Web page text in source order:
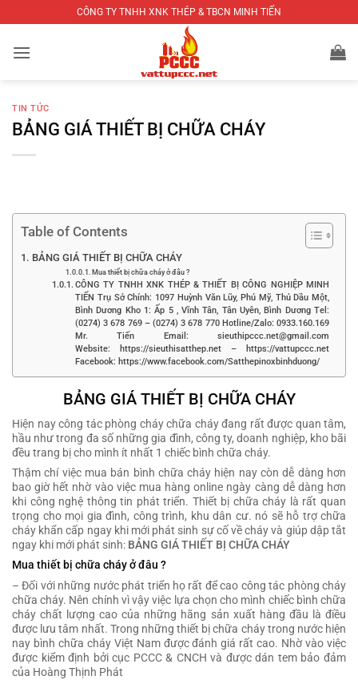
nội
CÔNG TY TNHH XNK THÉP & TBCN MINH TIẾN
TIN TỨC
BẢNG GIÁ THIẾT BỊ CHỮA CHÁY
Table of Contents
BẢNG GIÁ THIẾT BỊ CHỮA CHÁY
Mua thiết bị chữa cháy ở đâu ?
CÔNG TY TNHH XNK THÉP & THIẾT BỊ CÔNG NGHIỆP MINH
TIẾN Trụ Sở Chính: 1097 Huỳnh Văn Lũy, Phú Mỹ, Thủ Dầu Một,
Bình Dương Kho 1: Ấp 5 , Vĩnh Tân, Tân Uyên, Bình Dương Tel:
(0274) 3 678 769 – (0274) 3 678 770 Hotline/Zalo: 0933.160.169
Mr. Tiến Email: sieuthipccc.net@gmail.com
Website: https://sieuthisatthep.net – https://vattupccc.net
Facebook: https://www.facebook.com/Satthepinoxbinhduong/
BẢNG GIÁ THIẾT BỊ CHỮA CHÁY
Hiện nay công tác phòng cháy chữa cháy đang rất được quan tâm,
hầu như trong đa số những gia đình, công ty, doanh nghiệp, kho bãi
đều trang bị cho mình ít nhất 1 chiếc bình chữa cháy.
Thậm chí việc mua bán bình chữa cháy hiện nay còn dễ dàng hơn
bao giờ hết nhờ vào việc mua hàng online ngày càng dễ dàng hơn
khi công nghệ thông tin phát triển. Thiết bị chữa cháy là rất quan
trọng cho mọi gia đình, công trình, khu dân cư. nó sẽ hỗ trợ chữa
cháy khẩn cấp ngay khi mới phát sinh sự cố về cháy và giúp dập tắt
ngay khi mới phát sinh: BẢNG GIÁ THIẾT BỊ CHỮA CHÁY
Mua thiết bị chữa cháy ở đâu ?
– Đối với những nước phát triển họ rất để cao công tác phòng cháy
chữa cháy. Nên chính vì vậy việc lựa chọn cho mình chiếc bình chữa
cháy chất lượng cao của những hãng sản xuất hàng đầu là điều
được lưu tâm nhất. Trong những thiết bị chữa cháy trong nước hiện
nay bình chữa cháy Việt Nam được đánh giá rất cao. Nhờ vào việc
được kiểm định bởi cục PCCC & CNCH và được dán tem bảo đảm
của Hoàng Thịnh Phát